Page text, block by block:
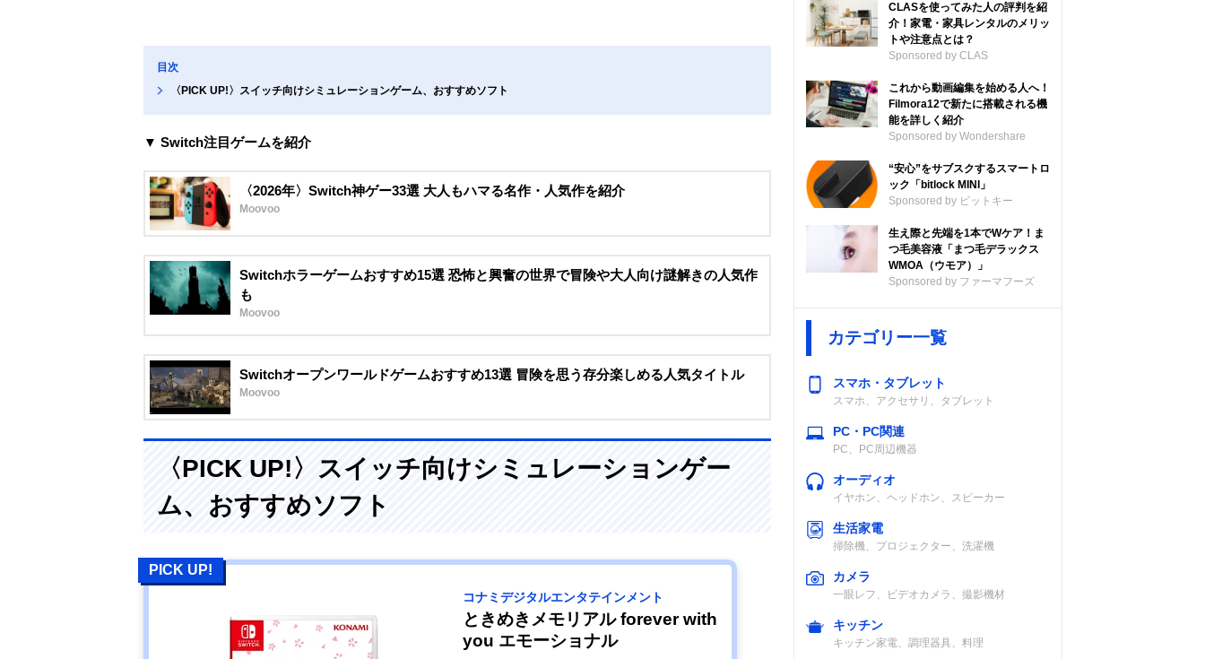
目次
〈PICK UP!〉スイッチ向けシミュレーションゲーム、おすすめソフト
▼ Switch注目ゲームを紹介
〈2026年〉Switch神ゲー33選 大人もハマる名作・人気作を紹介
Moovoo
Switchホラーゲームおすすめ15選 恐怖と興奮の世界で冒険や大人向け謎解きの人気作
も
Moovoo
Switchオープンワールドゲームおすすめ13選 冒険を思う存分楽しめる人気タイトル
Moovoo
〈PICK UP!〉スイッチ向けシミュレーションゲー
ム、おすすめソフト
PICK UP!
コナミデジタルエンタテインメント
ときめきメモリアル forever with
you エモーショナル
CLASを使ってみた人の評判を紹
介！家電・家具レンタルのメリッ
トや注意点とは？
Sponsored by CLAS
これから動画編集を始める人へ！
Filmora12で新たに搭載される機
能を詳しく紹介
Sponsored by Wondershare
“安心”をサブスクするスマートロ
ック「bitlock MINI」
Sponsored by ビットキー
生え際と先端を1本でWケア！ま
つ毛美容液「まつ毛デラックス
WMOA（ウモア）」
Sponsored by ファーマフーズ
カテゴリー一覧
スマホ・タブレット
スマホ、アクセサリ、タブレット
PC・PC関連
PC、PC周辺機器
オーディオ
イヤホン、ヘッドホン、スピーカー
生活家電
掃除機、プロジェクター、洗濯機
カメラ
一眼レフ、ビデオカメラ、撮影機材
キッチン
キッチン家電、調理器具、料理